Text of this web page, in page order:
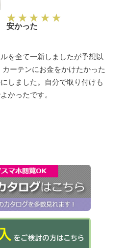
安かった
を全て一新しましたが予想以
カーテンにお金をかけたかった
しました。自分で取り付けも
かったです。